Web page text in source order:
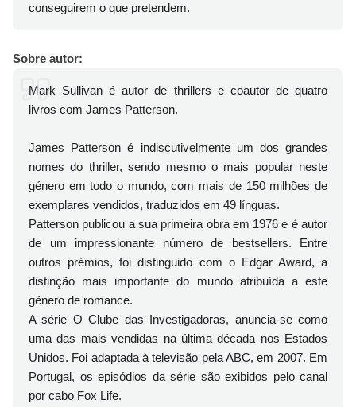
conseguirem o que pretendem.
Sobre autor:
Mark Sullivan é autor de thrillers e coautor de quatro
livros com James Patterson.
James Patterson é indiscutivelmente um dos grandes
nomes do thriller, sendo mesmo o mais popular neste
género em todo o mundo, com mais de 150 milhões de
exemplares vendidos, traduzidos em 49 línguas.
Patterson publicou a sua primeira obra em 1976 e é autor
de um impressionante número de bestsellers. Entre
outros prémios, foi distinguido com o Edgar Award, a
distinção mais importante do mundo atribuída a este
género de romance.
A série O Clube das Investigadoras, anuncia-se como
uma das mais vendidas na última década nos Estados
Unidos. Foi adaptada à televisão pela ABC, em 2007. Em
Portugal, os episódios da série são exibidos pelo canal
por cabo Fox Life.